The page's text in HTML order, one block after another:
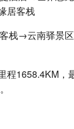
居客栈
栈→云南驿景
程1658.4KM，